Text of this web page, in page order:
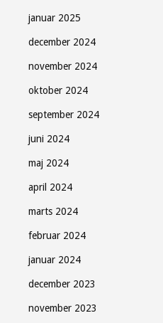
januar 2025
december 2024
november 2024
oktober 2024
september 2024
juni 2024
maj 2024
april 2024
marts 2024
februar 2024
januar 2024
december 2023
november 2023